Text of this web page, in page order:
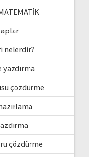
nelerdir?
çözdürme
çözdürme